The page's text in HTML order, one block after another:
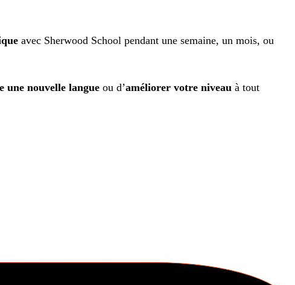
avec Sherwood School pendant une semaine, un mois, ou
une nouvelle langue ou d’améliorer votre niveau à tout